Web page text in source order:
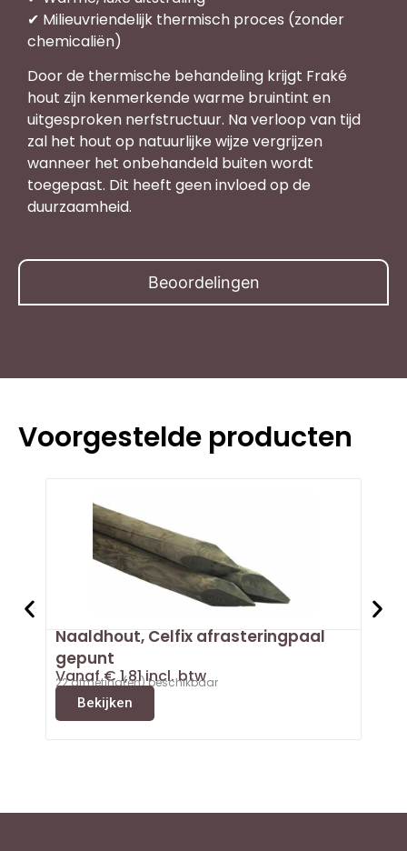
Beoordelingen
✔ Milieuvriendelijk thermisch proces (zonder
chemicaliën)
Door de thermische behandeling krijgt Fraké
hout zijn kenmerkende warme bruin­tint en
uitgesproken nerfstructuur. Na verloop van tijd
zal het hout op natuurlijke wijze vergrijzen
wanneer het onbehandeld buiten wordt
toegepast. Dit heeft geen invloed op de
duurzaamheid.
Voorgestelde producten
Naaldhout, Celfix afrasteringpaal
gepunt
Vanaf€1,81incl. btw
22 afmeting(en) beschikbaar
Bekijken